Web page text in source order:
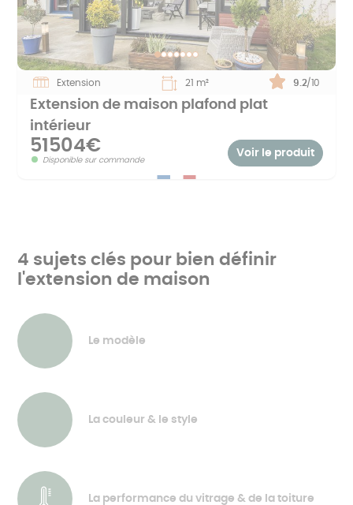
Extension 21 m² Note :
9.2/10
Extension de maison plafond plat
intérieur
51504€
Disponible sur commande
Voir le produit
4 sujets clés pour bien définir
l'extension de maison
Le modèle
La couleur & le style
La performance du vitrage & de la toiture